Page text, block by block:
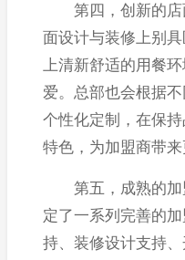
第四，创新的店
面设计与装修上别
上清新舒适的用餐
爱。总部也会根据
个性化定制，在保
特色，为加盟商带来
第五，成熟的加
定了一系列完善的
持、装修设计支持